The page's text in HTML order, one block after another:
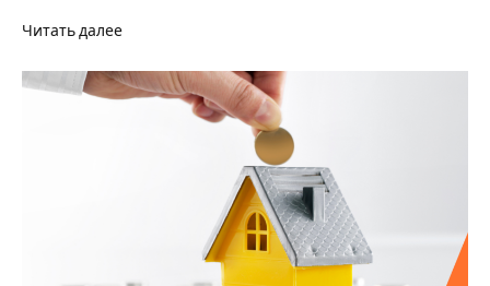
Читать далее